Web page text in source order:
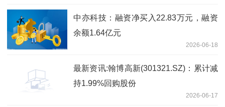
中亦科技：融资净买入22.83万元，融资
余额1.64亿元
2026-06-18
最新资讯:翰博高新(301321.SZ)：累计减
持1.99%回购股份
2026-06-17